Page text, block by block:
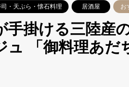
・天ぷら・懐石料理 居酒屋 お
手掛ける三陸産
ュ 「御料理あだ